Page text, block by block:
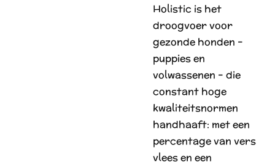
Holistic is het
droogvoer voor
gezonde honden –
puppies en
volwassenen – die
constant hoge
kwaliteitsnormen
handhaaft: met een
percentage van vers
vlees en een